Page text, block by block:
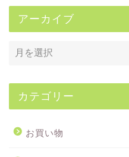
アーカイブ
カテゴリー
お買い物